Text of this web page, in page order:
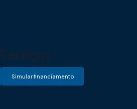
Serviços
Simular financiamento